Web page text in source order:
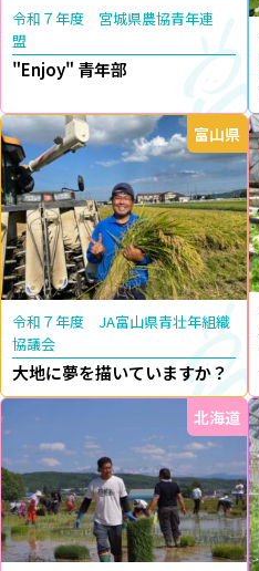
令和７年度 宮城県農協青年連
盟
"Enjoy" 青年部
富山県
令和７年度 JA富山県青壮年組織
協議会
大地に夢を描いていますか？
北海道